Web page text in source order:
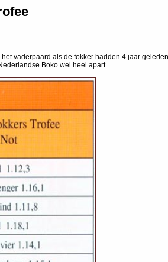
vaderpaard als de fokker hadden 4 jaar
Boko wel heel apart.